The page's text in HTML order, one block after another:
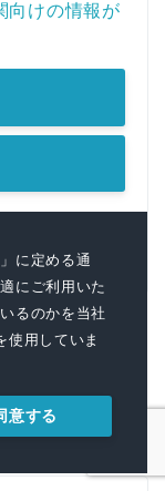
」に定める通
にご利用いた
るのかを当社
使用していま
意する
向けの情報が
ベント・記者会見
るようになりま
受信に関するご案内